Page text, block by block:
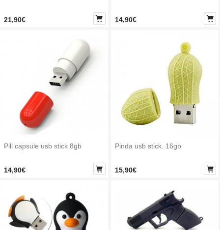
21,90€  14,90€ 
Pill capsule usb stick 8gb
14,90€ 
Pinda usb stick. 16gb
15,90€ 